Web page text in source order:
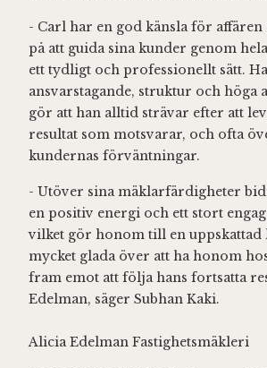
- Carl har en god känsla för
på att guida sina kunder genom
ett tydligt och professionellt sätt.
ansvarstagande, struktur och höga
gör att han alltid strävar efter att
resultat som motsvarar, och ofta
kundernas förväntningar.
- Utöver sina mäklarfärdigheter
en positiv energi och ett stort
vilket gör honom till en uppskattad
mycket glada över att ha honom
fram emot att följa hans fortsatta
Edelman, säger Subhan Kaki.
Alicia Edelman Fastighetsmäkleri